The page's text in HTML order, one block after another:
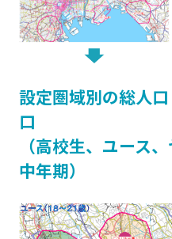
設定圏域別の総人
口
（高校生、ユース
中年期）